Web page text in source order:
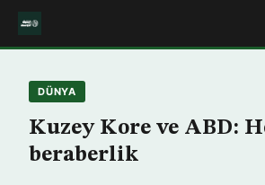
DÜNYA
Kuzey Kore ve ABD:
beraberlik